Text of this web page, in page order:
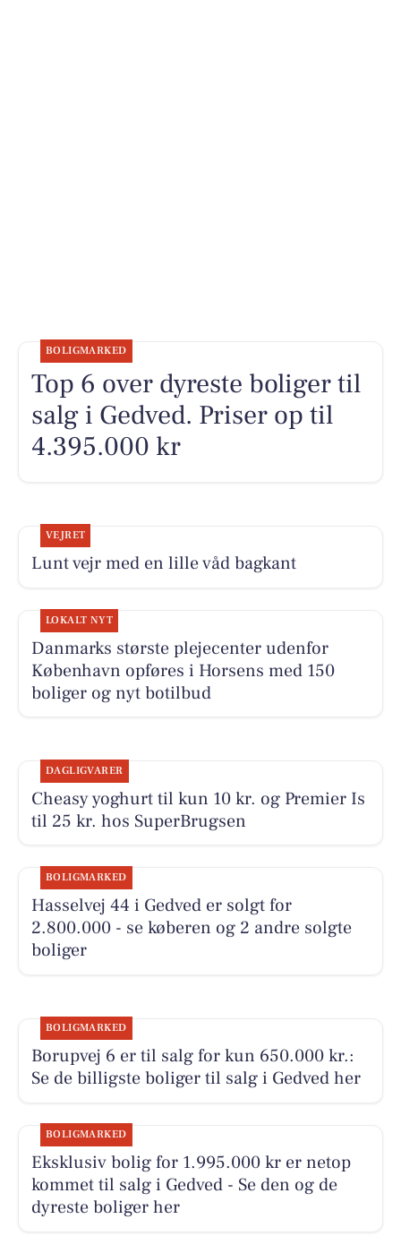
BOLIGMARKED
Top 6 over dyreste boliger til
salg i Gedved. Priser op til
4.395.000 kr
VEJRET
Lunt vejr med en lille våd bagkant
LOKALT NYT
Danmarks største plejecenter udenfor
København opføres i Horsens med 150
boliger og nyt botilbud
DAGLIGVARER
Cheasy yoghurt til kun 10 kr. og Premier Is
til 25 kr. hos SuperBrugsen
BOLIGMARKED
Hasselvej 44 i Gedved er solgt for
2.800.000 - se køberen og 2 andre solgte
boliger
BOLIGMARKED
Borupvej 6 er til salg for kun 650.000 kr.:
Se de billigste boliger til salg i Gedved her
BOLIGMARKED
Eksklusiv bolig for 1.995.000 kr er netop
kommet til salg i Gedved - Se den og de
dyreste boliger her